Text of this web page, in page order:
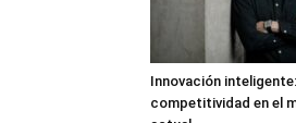
Innovación
competitividad en el